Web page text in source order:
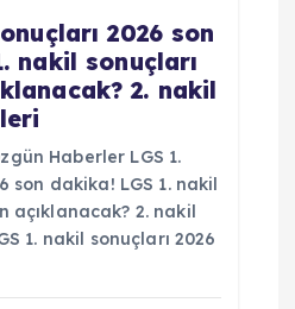
2026 son
nakil sonuçları
2. nakil
Haberler LGS 1.
son dakika! LGS 1. nakil
açıklanacak? 2. nakil
1. nakil sonuçları 2026